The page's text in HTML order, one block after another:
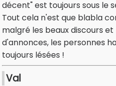
décent" est toujours sous le
Tout cela n'est que blabla
malgré les beaux discours
d'annonces, les personnes
toujours lésées !
Val